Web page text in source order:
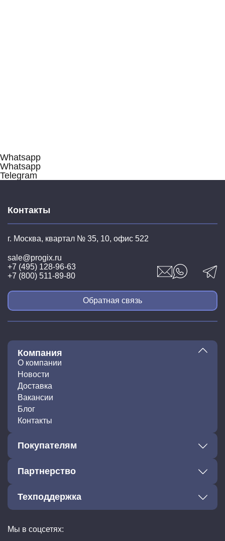
Контакты
г. Москва, квартал № 35, 10, офис 522
sale@progix.ru
+7 (495) 128-96-63
+7 (800) 511-89-80
Обратная связь
Компания
О компании
Новости
Доставка
Вакансии
Блог
Контакты
Покупателям
Партнерство
Техподдержка
Мы в соцсетях:
Whatsapp
Whatsapp
Telegram